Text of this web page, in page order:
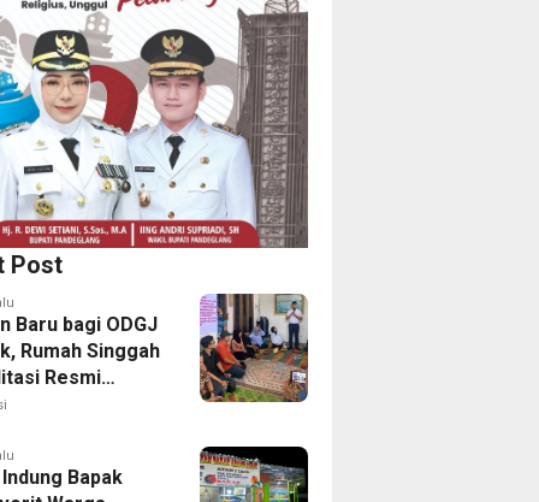
Post
Baru bagi ODGJ
Rumah Singgah
Resmi
Bapak